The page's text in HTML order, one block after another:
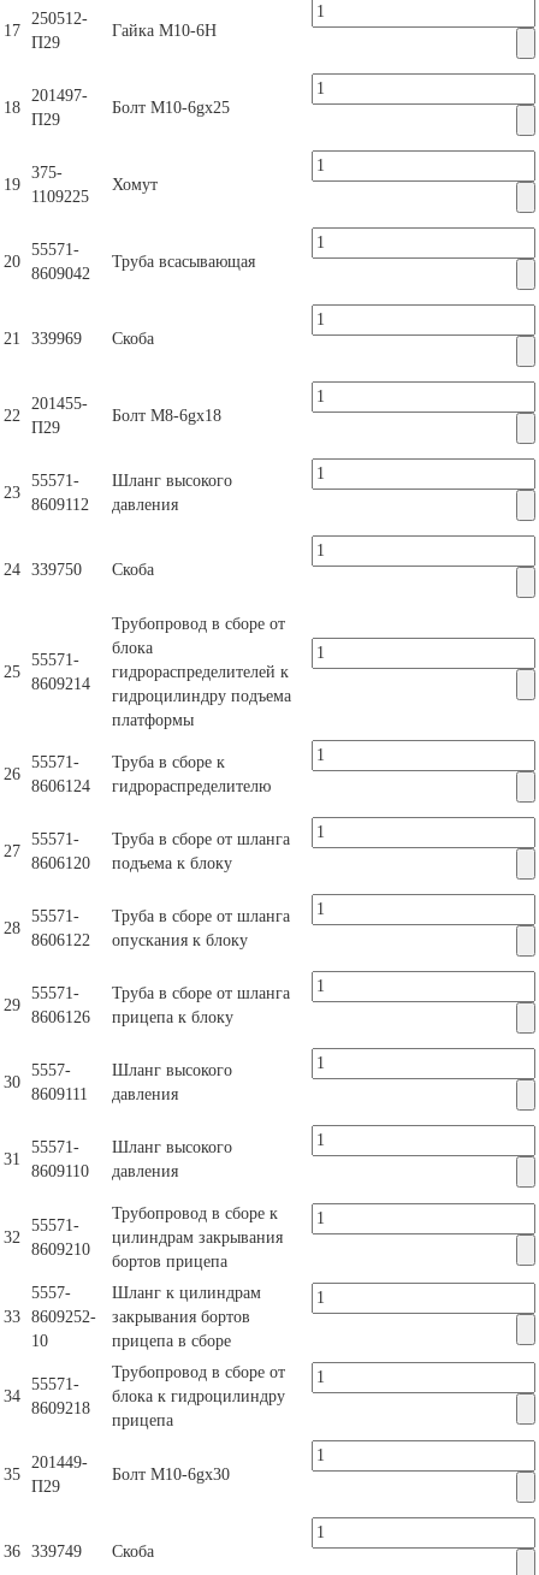
17
250512-
П29
Гайка М10-6Н
18
201497-
П29
Болт М10-6gх25
19
375-
1109225
Хомут
20
55571-
8609042
Труба всасывающая
21 339969 Скоба
22
201455-
П29
Болт М8-6gх18
23
55571-
8609112
Шланг высокого
давления
24 339750 Скоба
25
55571-
8609214
Трубопровод в сборе от
блока
гидрораспределителей к
гидроцилиндру подъема
платформы
26
55571-
8606124
Труба в сборе к
гидрораспределителю
27
55571-
8606120
Труба в сборе от шланга
подъема к блоку
28
55571-
8606122
Труба в сборе от шланга
опускания к блоку
29
55571-
8606126
Труба в сборе от шланга
прицепа к блоку
30
5557-
8609111
Шланг высокого
давления
31
55571-
8609110
Шланг высокого
давления
32
55571-
8609210
Трубопровод в сборе к
цилиндрам закрывания
бортов прицепа
33
5557-
8609252-
10
Шланг к цилиндрам
закрывания бортов
прицепа в сборе
34
55571-
8609218
Трубопровод в сборе от
блока к гидроцилиндру
прицепа
35
201449-
П29
Болт М10-6gх30
36 339749 Скоба